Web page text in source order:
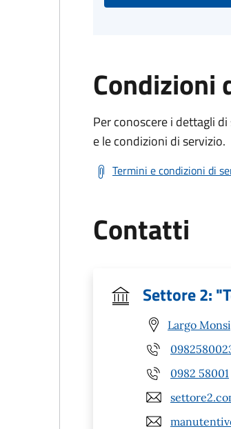
Condizioni
Per conoscere i dettagli
e le condizioni di servizio.
Termini e condizioni di
Contatti
Settore 2:
Largo
0982 58001